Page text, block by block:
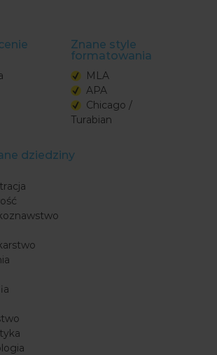
Znane style
formatowania
MLA
APA
Chicago /
Turabian
dziedziny